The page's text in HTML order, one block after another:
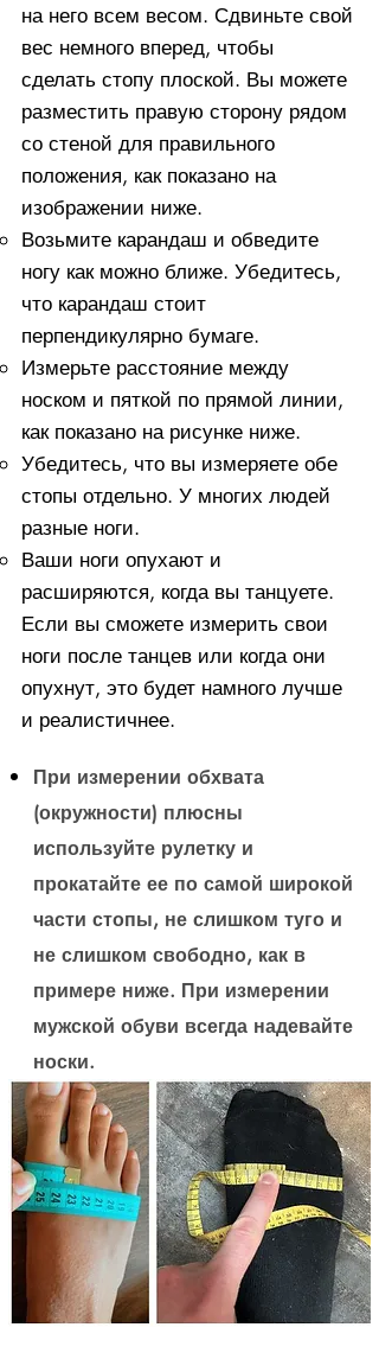
на него всем весом. ​Сдвиньте свой
вес немного вперед, чтобы
сделать стопу плоской. Вы можете
разместить правую сторону рядом
со стеной для правильного
положения, как показано на
изображении ниже.
Возьмите карандаш и обведите
ногу как можно ближе. Убедитесь,
что карандаш стоит
перпендикулярно бумаге.
Измерьте расстояние между
носком и пяткой по прямой линии,
как показано на рисунке ниже.
Убедитесь, что вы измеряете обе
стопы отдельно. У многих людей
разные ноги.
Ваши ноги опухают и
расширяются, когда вы танцуете.
Если вы сможете измерить свои
ноги после танцев или когда они
опухнут, это будет намного лучше
и реалистичнее.
При измерении обхвата
(окружности) плюсны
используйте рулетку и
прокатайте ее по самой широкой
части стопы, не слишком туго и
не слишком свободно, как в
примере ниже. При измерении
мужской обуви всегда надевайте
носки.